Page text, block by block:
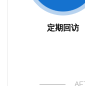
定期回访